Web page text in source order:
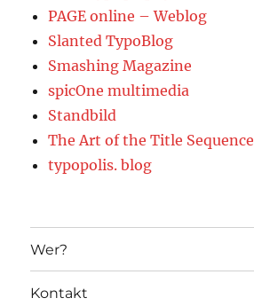
PAGE online – Weblog
Slanted TypoBlog
Smashing Magazine
spicOne multimedia
Standbild
The Art of the Title Sequence
typopolis. blog
Wer?
Kontakt